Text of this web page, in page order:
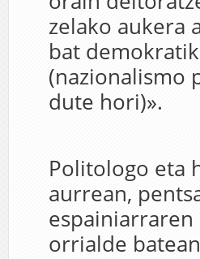
zelako aukera
bat
(nazionalismo
dute hori)».
Politologo eta
aurrean,
orrialde